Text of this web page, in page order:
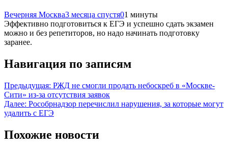
Вечерняя Москва3 месяца спустя01 минуты
Эффективно подготовиться к ЕГЭ и успешно сдать экзамен
можно и без репетиторов, но надо начинать подготовку
заранее.
Навигация по записям
Предыдущая: РЖД не смогли продать небоскреб в «Москве-
Сити» из-за отсутствия заявок
Далее: Рособрнадзор перечислил нарушения, за которые могут
удалить с ЕГЭ
Похожие новости